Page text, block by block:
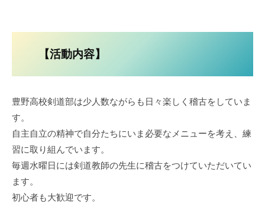
【活動内容】
豊野高校剣道部は少人数ながらも日々楽しく稽古をしていま
す。
自主自立の精神で自分たちにいま必要なメニューを考え、練
習に取り組んでいます。
毎週水曜日には剣道教師の先生に稽古をつけていただいてい
ます。
初心者も大歓迎です。